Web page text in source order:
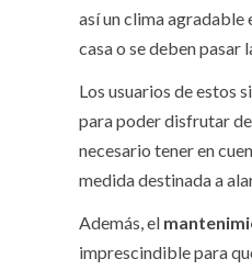
así un clima agradable
casa o se deben
Los usuarios de estos
para poder disfrutar
necesario tener en
medida destinada a
Además, el
imprescindible para